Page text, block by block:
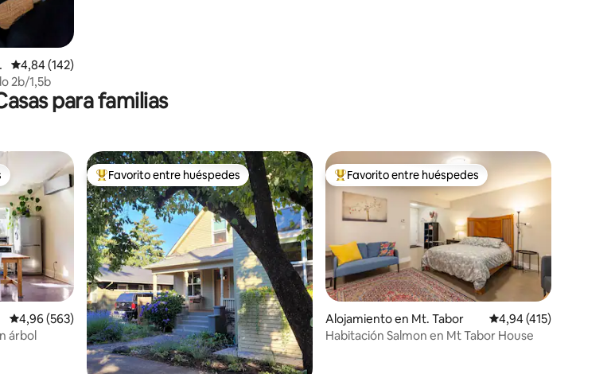
Calificación promedio: 4,84 de 5. 142 evaluaciones
4,84 (142)
2b/1,5b
para familias
más destacados
Calificación promedio: 4,96 de 5. 563 evaluaciones
4,96 (563)
árbol
Favorito entre los huéspedes más destacados
Favorito entre huéspedes Favorito entre los huéspedes más destacados
Favorito entre huéspedes
Alojamiento en Mt. Tabor Calificación promedio:
4,94 (415)
Habitación Salmon en Mt Tabor House